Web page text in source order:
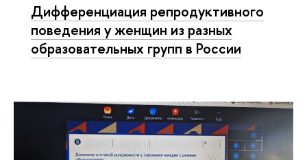
Дифференциация репродуктивного
поведения у женщин из разных
образовательных групп в России